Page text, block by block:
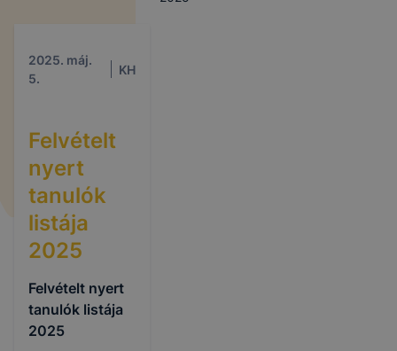
2025. máj.
5.
KH
Felvételt
nyert
tanulók
listája
2025
Felvételt nyert
tanulók listája
2025